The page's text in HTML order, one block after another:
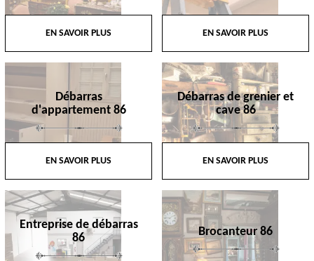
EN SAVOIR PLUS EN SAVOIR PLUS
Débarras
d'appartement 86
EN SAVOIR PLUS
Débarras de grenier et
cave 86
EN SAVOIR PLUS
Entreprise de débarras
86
Brocanteur 86